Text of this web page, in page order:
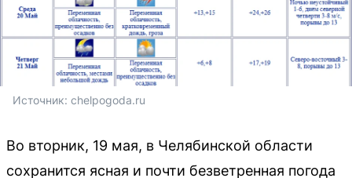
Источник: chelpogoda.ru
Во вторник, 19 мая, в Челябинской области
сохранится ясная и почти безветренная погода